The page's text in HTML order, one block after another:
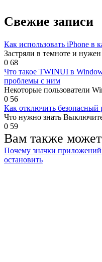
Свежие записи
Как использовать iPhone в
Застряли в темноте и
0 68
Что такое TWINUI в
проблемы с ним
Некоторые пользователи
0 56
Как отключить безопасный
Что нужно знать
0 59
Вам также
Почему значки приложений
остановить